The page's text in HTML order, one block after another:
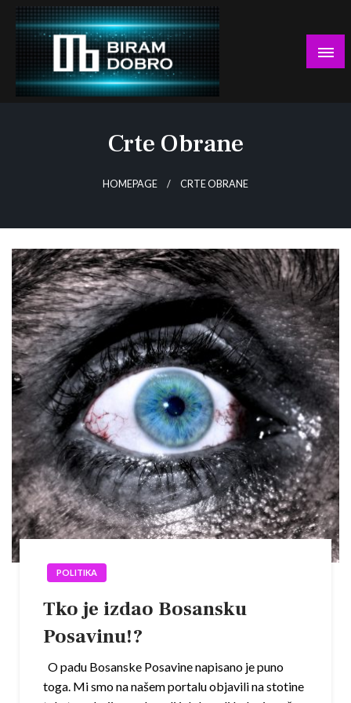
Skip
content
Crte Obrane
HOMEPAGE CRTE OBRANE
POLITIKA
Tko je izdao Bosansku
Posavinu!?
O padu Bosanske Posavine napisano je puno
toga. Mi smo na našem portalu objavili na stotine